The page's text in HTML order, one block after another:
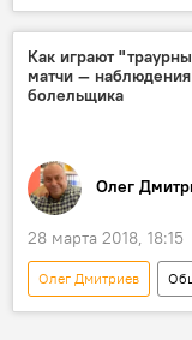
Россия
Чемпионат мира по
Хорватия
Как играют
матчи —
болельщика
Олег
28 марта 2018, 18:15
Олег Дмитриев
спорт
В мире